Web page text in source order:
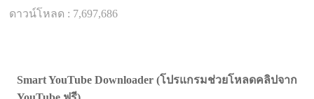
ดาวน์โหลด : 7,697,686
Smart YouTube Downloader (โปรแกรมช่วยโหลดคลิปจาก